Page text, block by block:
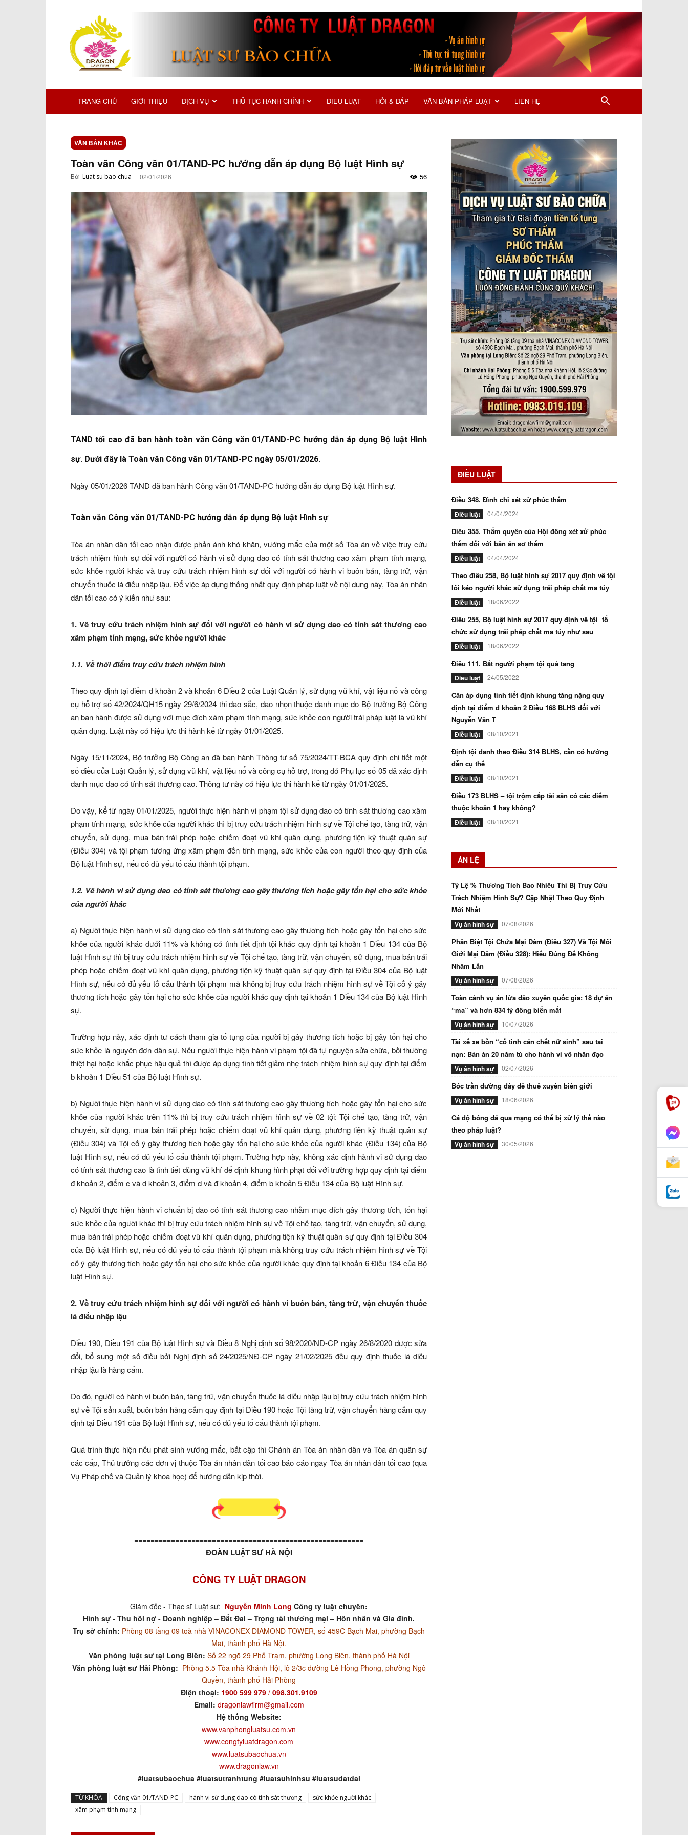
TRANG CHỦ GIỚI THIỆU DỊCH VỤ THỦ TỤC HÀNH CHÍNH ĐIỀU LUẬT HỎI & ĐÁP VĂN BẢN PHÁP LUẬT LIÊN HỆ
VĂN BẢN KHÁC
Toàn văn Công văn 01/TAND-PC hướng dẫn áp dụng Bộ luật Hình sự
Bởi Luat su bao chua - 02/01/2026 56
TAND tối cao đã ban hành toàn văn Công văn 01/TAND-PC hướng dẫn áp dụng Bộ luật Hình
sự. Dưới đây là Toàn văn Công văn 01/TAND-PC ngày 05/01/2026.
Ngày 05/01/2026 TAND đã ban hành Công văn 01/TAND-PC hướng dẫn áp dụng Bộ luật Hình sự.
Toàn văn Công văn 01/TAND-PC hướng dẫn áp dụng Bộ luật Hình sự
Tòa án nhân dân tối cao nhận được phản ánh khó khăn, vướng mắc của một số Tòa án về việc truy cứu
trách nhiệm hình sự đối với người có hành vi sử dụng dao có tính sát thương cao xâm phạm tính mạng,
sức khỏe người khác và truy cứu trách nhiệm hình sự đối với người có hành vi buôn bán, tàng trữ, vận
chuyển thuốc lá điếu nhập lậu. Để việc áp dụng thống nhất quy định pháp luật về nội dung này, Tòa án nhân
dân tối cao có ý kiến như sau:
1. Về truy cứu trách nhiệm hình sự đối với người có hành vi sử dụng dao có tính sát thương cao
xâm phạm tính mạng, sức khỏe người khác
1.1. Về thời điểm truy cứu trách nhiệm hình
Theo quy định tại điểm d khoản 2 và khoản 6 Điều 2 của Luật Quản lý, sử dụng vũ khí, vật liệu nổ và công
cụ hỗ trợ số 42/2024/QH15 ngày 29/6/2024 thi dao sắc, dao nhọn thuộc danh mục do Bộ trưởng Bộ Công
an ban hành được sử dụng với mục đích xâm phạm tính mạng, sức khỏe con người trái pháp luật là vũ khí
quân dụng. Luật này có hiệu lực thi hành kể từ ngày 01/01/2025.
Ngày 15/11/2024, Bộ trưởng Bộ Công an đã ban hành Thông tư số 75/2024/TT-BCA quy định chi tiết một
số điều của Luật Quản lý, sử dụng vũ khí, vật liệu nổ và công cụ hỗ trợ, trong đó Phụ lục số 05 đã xác định
danh mục dao có tính sát thương cao. Thông tư này có hiệu lực thi hành kể từ ngày 01/01/2025.
Do vậy, kể từ ngày 01/01/2025, người thực hiện hành vi phạm tội sử dụng dao có tính sát thương cao xâm
phạm tính mạng, sức khỏe của người khác thì bị truy cứu trách nhiệm hình sự về Tội chế tạo, tàng trữ, vận
chuyển, sử dụng, mua bán trái phép hoặc chiếm đoạt vũ khí quân dụng, phương tiện kỹ thuật quân sự
(Điều 304) và tội phạm tương ứng xâm phạm đến tính mạng, sức khỏe của con người theo quy định của
Bộ luật Hình sự, nếu có đủ yếu tố cấu thành tội phạm.
1.2. Về hành vi sử dụng dao có tính sát thương cao gây thương tích hoặc gây tổn hại cho sức khỏe
của người khác
a) Người thực hiện hành vi sử dụng dao có tính sát thương cao gây thương tích hoặc gây tổn hại cho sức
khỏe của người khác dưới 11% và không có tình tiết định tội khác quy định tại khoản 1 Điều 134 của Bộ
luật Hình sự thì bị truy cứu trách nhiệm hình sự về Tội chế tạo, tàng trữ, vận chuyển, sử dụng, mua bán trái
phép hoặc chiếm đoạt vũ khí quân dụng, phương tiện kỹ thuật quân sự quy định tại Điều 304 của Bộ luật
Hình sự, nếu có đủ yếu tố cấu thành tội phạm mà không bị truy cứu trách nhiệm hình sự về Tội cố ý gây
thương tích hoặc gây tổn hại cho sức khỏe của người khác quy định tại khoản 1 Điều 134 của Bộ luật Hình
sự.
Trường hợp này, xác định tư cách tham gia tố tụng của người bị gây thương tích hoặc bị gây tổn hại cho
sức khỏe là nguyên đơn dân sự. Nếu người thực hiện hành vi phạm tội đã tự nguyện sửa chữa, bồi thường
thiệt hại hoặc khắc phục hậu quả thì được áp dụng tình tiết giảm nhẹ trách nhiệm hình sự quy định tại điểm
b khoản 1 Điều 51 của Bộ luật Hình sự.
b) Người thực hiện hành vi sử dụng dao có tính sát thương cao gây thương tích hoặc gây tổn hại cho sức
khỏe của người khác trên 11% thì bị truy cứu trách nhiệm hình sự về 02 tội: Tội chế tạo, tàng trữ, vận
chuyển, sử dụng, mua bán trái phép hoặc chiếm đoạt vũ khí quân dụng, phương tiện kỹ thuật quân sự
(Điều 304) và Tội cố ý gây thương tích hoặc gây tổn hại cho sức khỏe của người khác (Điều 134) của Bộ
luật Hình sự, nếu có đủ yếu tố cấu thành tội phạm. Trường hợp này, không xác định hành vi sử dụng dao
có tính sát thương cao là tỉnh tiết dùng vũ khí để định khung hình phạt đối với trường hợp quy định tại điểm
đ khoản 2, điểm c và d khoản 3, điểm d và đ khoản 4, điểm b khoản 5 Điều 134 của Bộ luật Hình sự.
c) Người thực hiện hành vi chuẩn bị dao có tính sát thương cao nhằm mục đích gây thương tích, tổn hại
sức khỏe của người khác thì bị truy cứu trách nhiệm hình sự về Tội chế tạo, tàng trữ, vận chuyển, sử dụng,
mua bán trái phép hoặc chiếm đoạt vũ khí quân dụng, phương tiện kỹ thuật quân sự quy định tại Điều 304
của Bộ luật Hình sự, nếu có đủ yếu tố cấu thành tội phạm mà không truy cứu trách nhiệm hình sự về Tội
cố ý gây thương tích hoặc gây tổn hại cho sức khỏe của người khác quy định tại khoản 6 Điều 134 của Bộ
luật Hình sự.
2. Về truy cứu trách nhiệm hình sự đối với người có hành vi buôn bán, tàng trữ, vận chuyển thuốc
lá điếu nhập lậu
Điều 190, Điều 191 của Bộ luật Hình sự và Điều 8 Nghị định số 98/2020/NĐ-CP ngày 26/8/2020 được sửa
đổi, bổ sung một số điều bởi Nghị định số 24/2025/NĐ-CP ngày 21/02/2025 đều quy định thuốc lá diễu
nhập lậu là hàng cấm.
Do đó, người có hành vi buôn bán, tàng trữ, vận chuyển thuốc lá diễu nhập lậu bị truy cứu trách nhiệm hình
sự về Tội sản xuất, buôn bán hàng cấm quy định tại Điều 190 hoặc Tội tàng trữ, vận chuyển hàng cấm quy
định tại Điều 191 của Bộ luật Hình sự, nếu có đủ yếu tố cấu thành tội phạm.
Quá trình thực hiện nếu phát sinh vướng mắc, bất cập thì Chánh án Tòa án nhân dân và Tòa án quân sự
các cấp, Thủ trưởng các đơn vị thuộc Tòa án nhân dân tối cao báo cáo ngay Tòa án nhân dân tối cao (qua
Vụ Pháp chế và Quản lý khoa học) để hướng dẫn kịp thời.
========================================================
ĐOÀN LUẬT SƯ HÀ NỘI
CÔNG TY LUẬT DRAGON
Giám đốc - Thạc sĩ Luật sư: Nguyễn Minh Long Công ty luật chuyên:
Hình sự - Thu hồi nợ - Doanh nghiệp – Đất Đai – Trọng tài thương mại – Hôn nhân và Gia đình.
Trụ sở chính: Phòng 08 tầng 09 toà nhà VINACONEX DIAMOND TOWER, số 459C Bạch Mai, phường Bạch
Mai, thành phố Hà Nội.
Văn phòng luật sư tại Long Biên: Số 22 ngõ 29 Phố Trạm, phường Long Biên, thành phố Hà Nội
Văn phòng luật sư Hải Phòng: Phòng 5.5 Tòa nhà Khánh Hội, lô 2/3c đường Lê Hồng Phong, phường Ngô
Quyền, thành phố Hải Phòng
Điện thoại: 1900 599 979/ 098.301.9109
Email: dragonlawfirm@gmail.com
Hệ thống Website:
www.vanphongluatsu.com.vn
www.congtyluatdragon.com
www.luatsubaochua.vn
www.dragonlaw.vn
#luatsubaochua #luatsutranhtung #luatsuhinhsu #luatsudatdai
TỪ KHÓA Công văn 01/TAND-PC hành vi sử dụng dao có tính sát thương
sức khỏe người khác
xâm phạm tính mạng
ĐIỀU LUẬT
Điều 348. Đình chỉ xét xử phúc thẩm
Điều luật 04/04/2024
Điều 355. Thẩm quyền của Hội đồng xét xử phúc
thẩm đối với bản án sơ thẩm
Điều luật 04/04/2024
Theo điều 258, Bộ luật hình sự 2017 quy định về tội
lôi kéo người khác sử dụng trái phép chất ma túy
Điều luật 18/06/2022
Điều 255, Bộ luật hình sự 2017 quy định về tội tổ
chức sử dụng trái phép chất ma túy như sau
Điều luật 18/06/2022
Điều 111. Bắt người phạm tội quả tang
Điều luật 24/05/2022
Cần áp dụng tình tiết định khung tăng nặng quy
định tại điểm d khoản 2 Điều 168 BLHS đối với
Nguyễn Văn T
Điều luật 08/10/2021
Định tội danh theo Điều 314 BLHS, cần có hướng
dẫn cụ thể
Điều luật 08/10/2021
Điều 173 BLHS – tội trộm cắp tài sản có các điểm
thuộc khoản 1 hay không?
Điều luật 08/10/2021
ÁN LỆ
Tỷ Lệ % Thương Tích Bao Nhiêu Thì Bị Truy Cứu
Trách Nhiệm Hình Sự? Cập Nhật Theo Quy Định
Mới Nhất
Vụ án hình sự 07/08/2026
Phân Biệt Tội Chứa Mại Dâm (Điều 327) Và Tội Môi
Giới Mại Dâm (Điều 328): Hiểu Đúng Để Không
Nhầm Lẫn
Vụ án hình sự 07/08/2026
Toàn cảnh vụ án lừa đảo xuyên quốc gia: 18 dự án
“ma” và hơn 834 tỷ đồng biến mất
Vụ án hình sự 10/07/2026
Tài xế xe bồn “cố tình cán chết nữ sinh” sau tai
nạn: Bản án 20 năm tù cho hành vi vô nhân đạo
Vụ án hình sự 02/07/2026
Bóc trần đường dây đẻ thuê xuyên biên giới
Vụ án hình sự 18/06/2026
Cá độ bóng đá qua mạng có thể bị xử lý thế nào
theo pháp luật?
Vụ án hình sự 30/05/2026